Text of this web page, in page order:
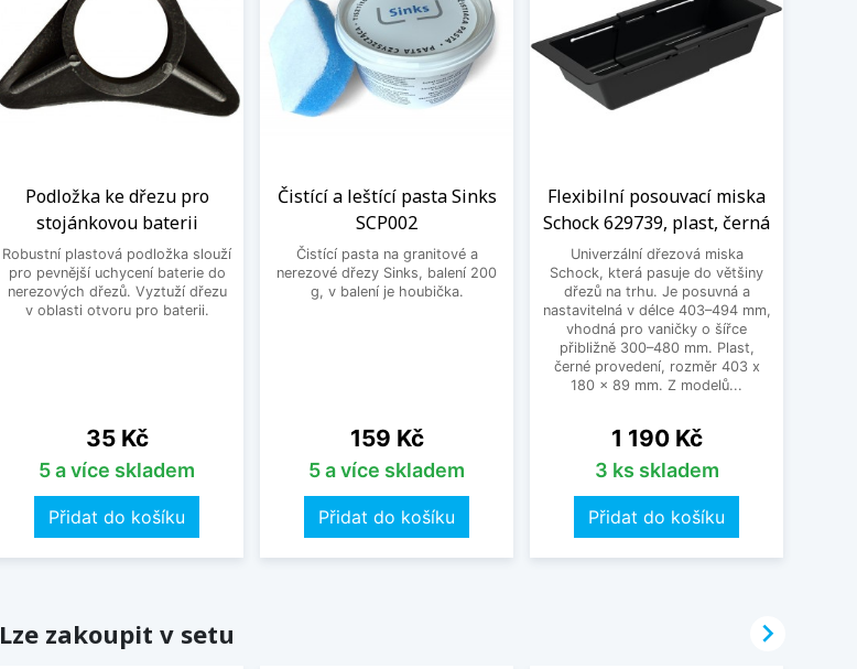
Podložka ke dřezu pro
stojánkovou baterii
Robustní plastová podložka slouží
pro pevnější uchycení baterie do
nerezových dřezů. Vyztuží dřezu
v oblasti otvoru pro baterii.
Cena
35 Kč
5 a více skladem
Přidat do košíku
Čistící a leštící pasta Sinks
SCP002
Čistící pasta na granitové a
nerezové dřezy Sinks, balení 200
g, v balení je houbička.
Cena
159 Kč
5 a více skladem
Přidat do košíku
Flexibilní posouvací miska
Schock 629739, plast, černá
Univerzální dřezová miska
Schock, která pasuje do většiny
dřezů na trhu. Je posuvná a
nastavitelná v délce 403–494 mm,
vhodná pro vaničky o šířce
přibližně 300–480 mm. Plast,
černé provedení, rozměr 403 x
180 x 89 mm. Z modelů...
Cena
1 190 Kč
3 ks skladem
Přidat do košíku
Lze zakoupit v setu 